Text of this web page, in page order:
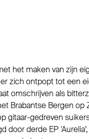
het maken van zijn
zich ontpopt tot een
omschrijven als
Brabantse Bergen op
gitaar-gedreven
door derde EP